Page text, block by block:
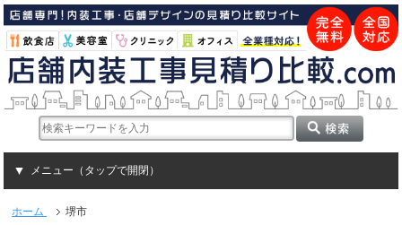
メニュー（タップで開閉）
ホーム 堺市